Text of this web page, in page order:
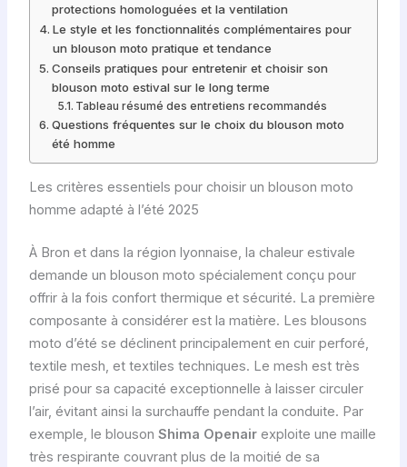
protections homologuées et la ventilation
Le style et les fonctionnalités complémentaires pour
un blouson moto pratique et tendance
Conseils pratiques pour entretenir et choisir son
blouson moto estival sur le long terme
Tableau résumé des entretiens recommandés
Questions fréquentes sur le choix du blouson moto
été homme
Les critères essentiels pour choisir un blouson moto
homme adapté à l’été 2025
À Bron et dans la région lyonnaise, la chaleur estivale
demande un blouson moto spécialement conçu pour
offrir à la fois confort thermique et sécurité. La première
composante à considérer est la matière. Les blousons
moto d’été se déclinent principalement en cuir perforé,
textile mesh, et textiles techniques. Le mesh est très
prisé pour sa capacité exceptionnelle à laisser circuler
l’air, évitant ainsi la surchauffe pendant la conduite. Par
exemple, le blouson Shima Openairexploite une maille
très respirante couvrant plus de la moitié de sa